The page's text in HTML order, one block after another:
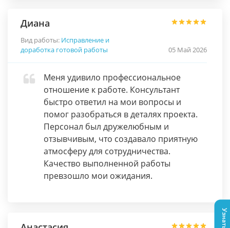
Диана
Вид работы: Исправление и
доработка готовой работы
05 Май 2026
Меня удивило профессиональное
отношение к работе. Консультант
быстро ответил на мои вопросы и
помог разобраться в деталях проекта.
Персонал был дружелюбным и
отзывчивым, что создавало приятную
атмосферу для сотрудничества.
Качество выполненной работы
превзошло мои ожидания.